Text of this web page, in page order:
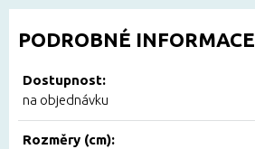
PODROBNÉ INFORMACE
Dostupnost:
na objednávku
Rozměry (cm):